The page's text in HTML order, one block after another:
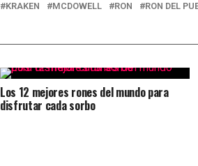
KRAKEN
MCDOWELL RON RON DEL
Los 12 mejores rones del mundo para
disfrutar cada sorbo